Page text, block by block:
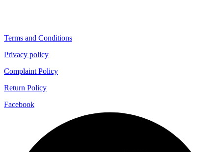
Terms and Conditions
Privacy policy
Complaint Policy
Return Policy
Facebook